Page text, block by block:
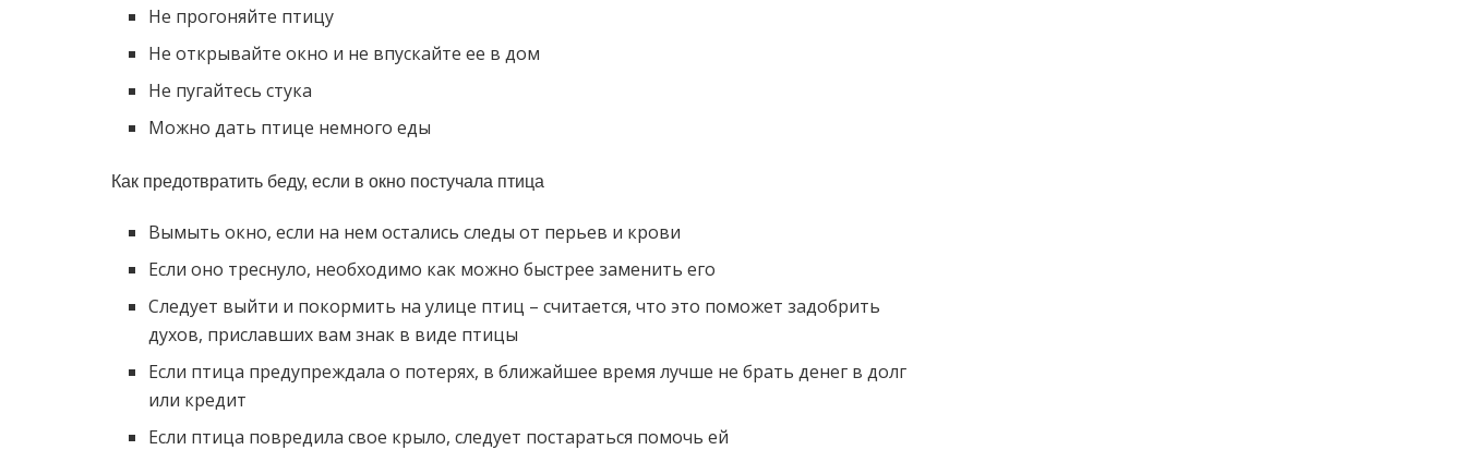
Не прогоняйте птицу
Не открывайте окно и не впускайте ее в дом
Не пугайтесь стука
Можно дать птице немного еды
Как предотвратить беду, если в окно постучала птица
Вымыть окно, если на нем остались следы от перьев и крови
Если оно треснуло, необходимо как можно быстрее заменить его
Следует выйти и покормить на улице птиц – считается, что это поможет задобрить
духов, приславших вам знак в виде птицы
Если птица предупреждала о потерях, в ближайшее время лучше не брать денег в долг
или кредит
Если птица повредила свое крыло, следует постараться помочь ей